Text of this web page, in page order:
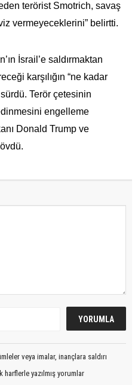
terörist Smotrich, savaş
vermeyeceklerini” belirtti.
İsrail’e saldırmaktan
karşılığın “ne kadar
Terör çetesinin
engelleme
Donald Trump ve
veya imalar, inançlara saldırı
yazılmış yorumlar